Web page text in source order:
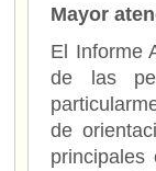
Mayor
El Informe
de las
de
principales